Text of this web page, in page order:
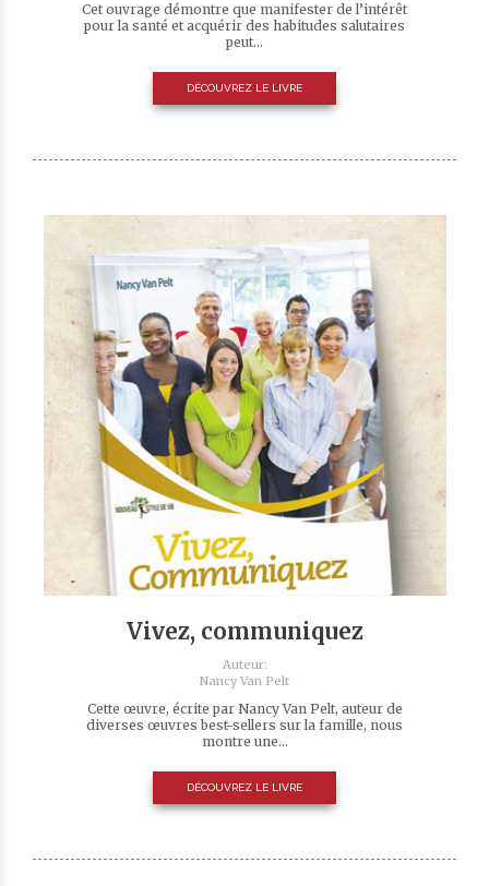
Cet ouvrage démontre que manifester de l’intérêt
pour la santé et acquérir des habitudes salutaires
peut...
DÉCOUVREZ LE LIVRE
Vivez, communiquez
Auteur:
Nancy Van Pelt
Cette œuvre, écrite par Nancy Van Pelt, auteur de
diverses œuvres best-sellers sur la famille, nous
montre une...
DÉCOUVREZ LE LIVRE